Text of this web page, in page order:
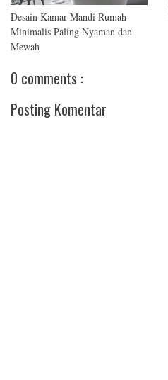
Desain Kamar Mandi Rumah
Minimalis Paling Nyaman dan
Mewah
0 comments :
Posting Komentar